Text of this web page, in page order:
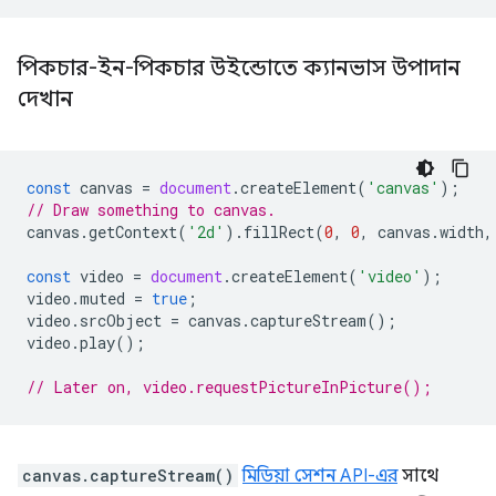
পিকচার-ইন-পিকচার উইন্ডোতে ক্যানভাস উপাদান
দেখান
const canvas = document.createElement( 'canvas' );
// Draw something to canvas.
canvas .getContext( '2d' ). fillRect(0, 0, canvas .width,
const video = document.createElement( 'video' );
video .muted = true ;
video . srcObject = canvas .captureStream();
video .play();
// Later on, video.requestPictureInPicture();
canvas.captureStream() মিডিয়া সেশন API-এরসাথে